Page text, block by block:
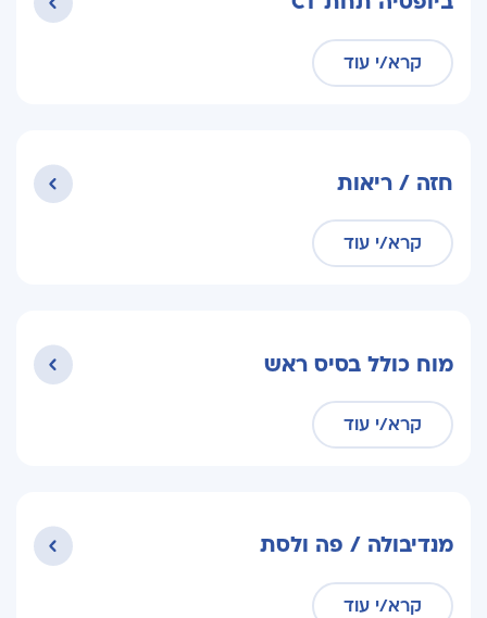
קרא/י עוד
חזה / ריאות
קרא/י עוד
מוח כולל בסיס ראש
קרא/י עוד
מנדיבולה / פה ולסת
קרא/י עוד